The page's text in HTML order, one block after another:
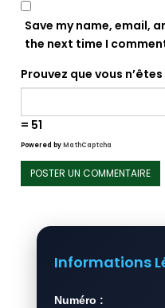
Save my name, email,
the next time I
Prouvez que vous
= 51
Powered byMathCaptcha
Informations
Numéro :